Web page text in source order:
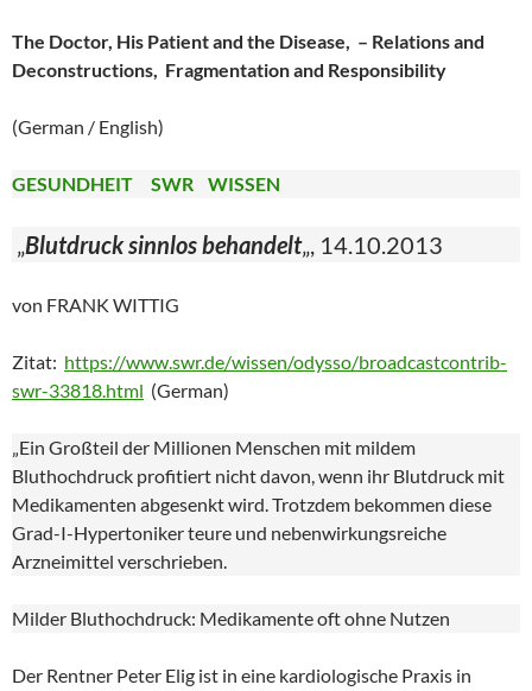
The Doctor, His Patient and the Disease, – Relations and
Deconstructions, Fragmentation and Responsibility
(German / English)
GESUNDHEIT SWR WISSEN
„Blutdruck sinnlos behandelt„, 14.10.2013
von FRANK WITTIG
Zitat: https://www.swr.de/wissen/odysso/broadcastcontrib-
swr-33818.html (German)
„Ein Großteil der Millionen Menschen mit mildem
Bluthochdruck profitiert nicht davon, wenn ihr Blutdruck mit
Medikamenten abgesenkt wird. Trotzdem bekommen diese
Grad-I-Hypertoniker teure und nebenwirkungsreiche
Arzneimittel verschrieben.
Milder Bluthochdruck: Medikamente oft ohne Nutzen
Der Rentner Peter Elig ist in eine kardiologische Praxis in